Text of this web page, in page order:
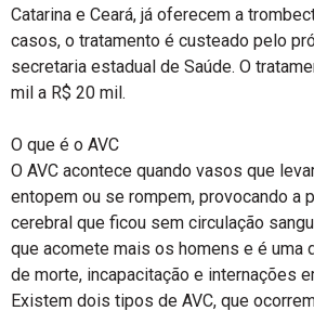
Catarina e Ceará, já oferecem a
casos, o tratamento é custeado pelo
secretaria estadual de Saúde. O
mil a R$ 20 mil.
O que é o AVC
O AVC acontece quando vasos que
entopem ou se rompem, provocando a
cerebral que ficou sem circulação
que acomete mais os homens e é uma
de morte, incapacitação e internações
Existem dois tipos de AVC, que